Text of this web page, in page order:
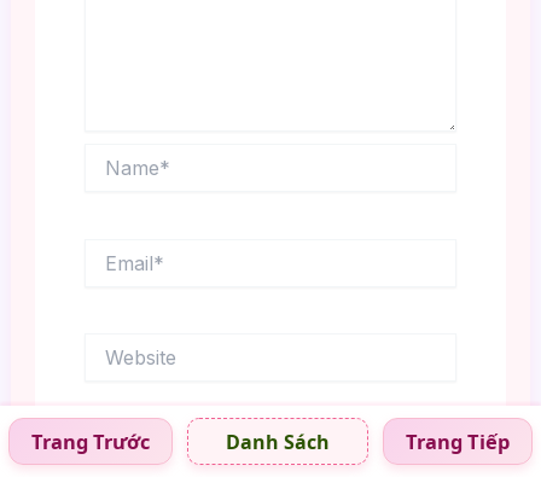
Save my name, email, and website in this
Trang Trước Danh Sách Trang Tiếp